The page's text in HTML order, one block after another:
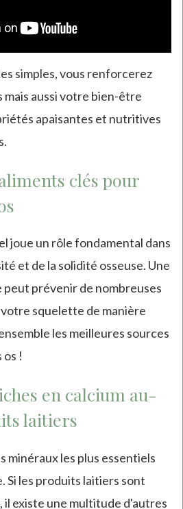
simples, vous renforcerez
mais aussi votre bien-être
apaisantes et nutritives
clés pour
joue un rôle fondamental dans
et de la solidité osseuse. Une
prévenir de nombreuses
squelette de manière
les meilleures sources
!
en calcium au-
laitiers
minéraux les plus essentiels
Si les produits laitiers sont
il existe une multitude d'autres